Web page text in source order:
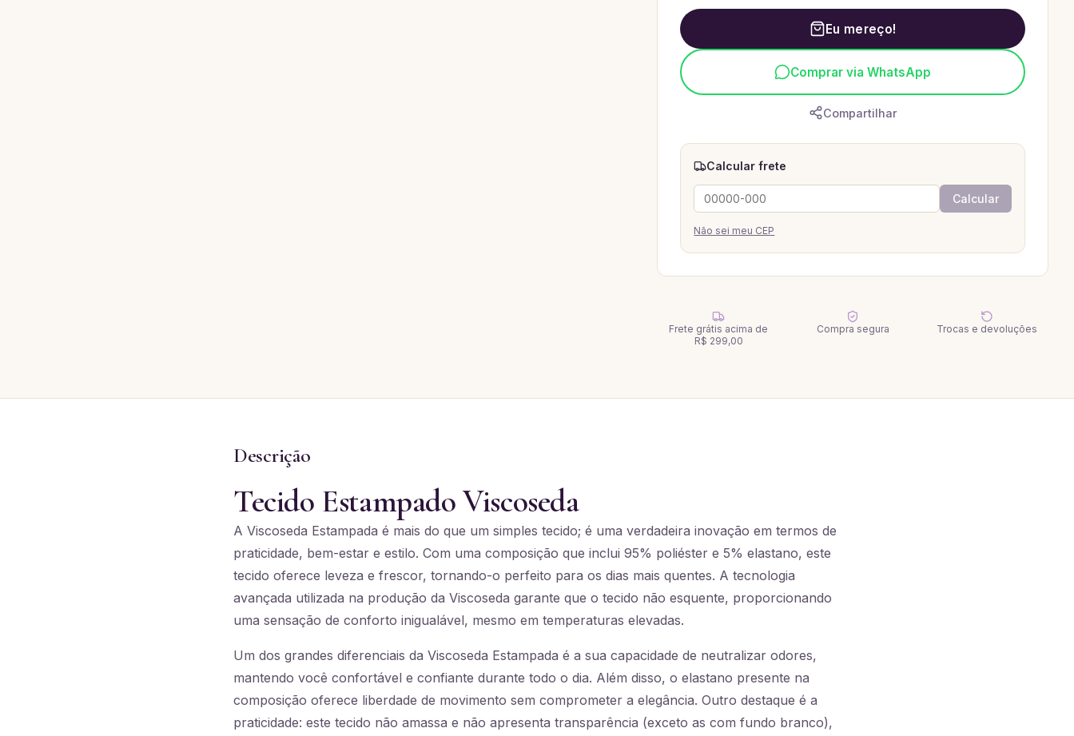
Eu mereço!
Comprar via WhatsApp
Compartilhar
Calcular frete
Calcular
Não sei meu CEP
Frete grátis acima de
R$ 299,00
Compra segura Trocas e devoluções
Descrição
Tecido Estampado Viscoseda
A Viscoseda Estampada é mais do que um simples tecido; é uma verdadeira inovação em termos de
praticidade, bem-estar e estilo. Com uma composição que inclui 95% poliéster e 5% elastano, este
tecido oferece leveza e frescor, tornando-o perfeito para os dias mais quentes. A tecnologia
avançada utilizada na produção da Viscoseda garante que o tecido não esquente, proporcionando
uma sensação de conforto inigualável, mesmo em temperaturas elevadas.
Um dos grandes diferenciais da Viscoseda Estampada é a sua capacidade de neutralizar odores,
mantendo você confortável e confiante durante todo o dia. Além disso, o elastano presente na
composição oferece liberdade de movimento sem comprometer a elegância. Outro destaque é a
praticidade: este tecido não amassa e não apresenta transparência (exceto as com fundo branco),